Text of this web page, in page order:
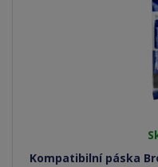
Kompatibilní páska